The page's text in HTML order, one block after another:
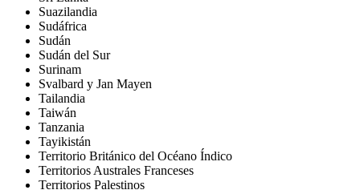
Suazilandia
Sudáfrica
Sudán
Sudán del Sur
Surinam
Svalbard y Jan Mayen
Tailandia
Taiwán
Tanzania
Tayikistán
Territorio Británico del Océano Índico
Territorios Australes Franceses
Territorios Palestinos